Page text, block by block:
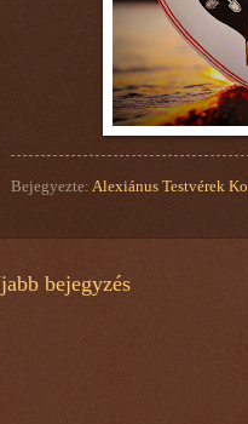
Bejegyezte: Alexiánus Testvérek
bejegyzés